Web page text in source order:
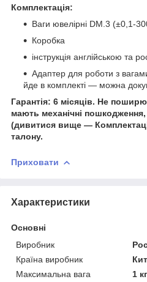
Комплектація:
Ваги ювелірні DM.3 (±0,1-
Коробка
інструкція англійською та
Адаптер для роботи з
йде в комплекті — можна
Гарантія: 6 місяців. Не
мають механічні
(дивитися вище —
талону.
Приховати
Характеристики
Основні
Виробник
Країна виробник
Максимальна вага
1 кг